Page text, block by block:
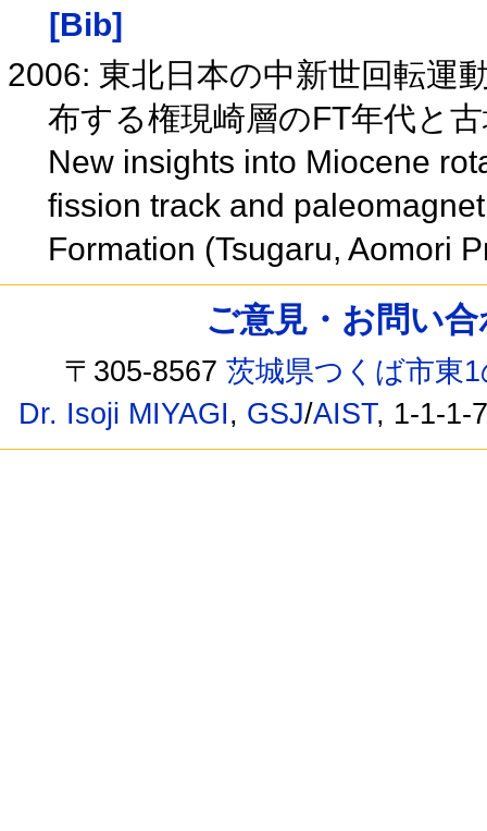
[Bib]
2006: 東北日本の中新世回転運
布する権現崎層のFT年代と
New insights into Miocene
fission track and
Formation (Tsugaru, Aomori
ご意見・お問い
〒305-8567茨城県つくば市東
Dr. Isoji MIYAGI, GSJ/AIST, 1-1-1-